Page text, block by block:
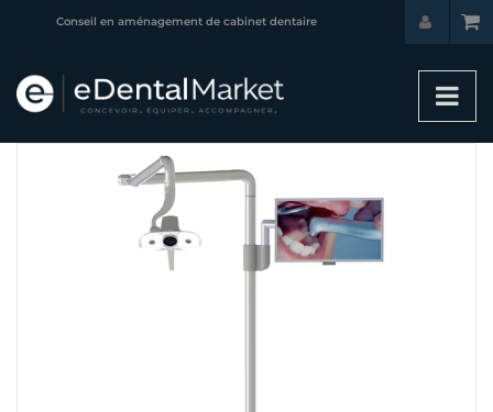
Conseil en aménagement de cabinet dentaire